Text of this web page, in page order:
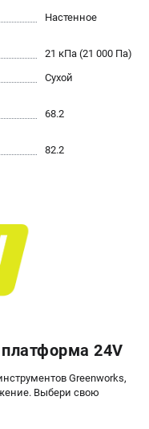
Настенное
21 кПа (21 000 Па)
Сухой
68.2
82.2
24V
Greenworks,
Выбери свою